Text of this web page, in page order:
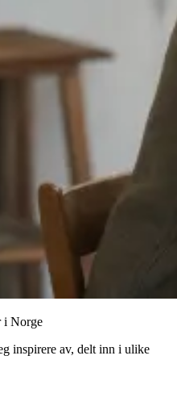
i Norge
inspirere av, delt inn i ulike